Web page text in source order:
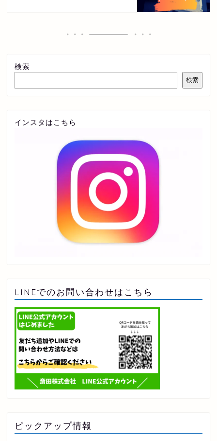
検索
検索
インスタはこちら
LINEでのお問い合わせはこちら
ピックアップ情報